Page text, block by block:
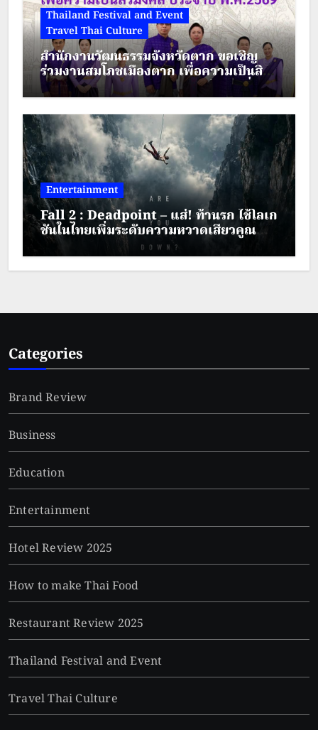
Thailand Festival and Event
Travel Thai Culture
สำนักงานวัฒนธรรมจังหวัดตาก ขอเชิญ
ร่วมงานสมโภชเมืองตาก เพื่อความเป็นสิริ
มงคล ประจำปี พ.ศ.2569 ระหว่างวันที่ 28
– 30 สิงหาคม 2569
Entertainment
Fall 2 : Deadpoint – แส่! ท้านรก ใช้โลเก
ชันในไทยเพิ่มระดับความหวาดเสียวคูณ
สอง
Categories
Brand Review
Business
Education
Entertainment
Hotel Review 2025
How to make Thai Food
Restaurant Review 2025
Thailand Festival and Event
Travel Thai Culture